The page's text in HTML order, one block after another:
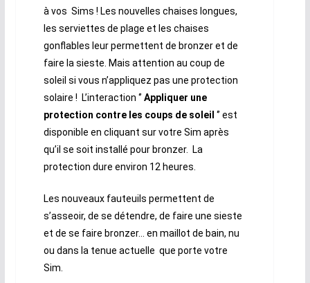
à vos Sims ! Les nouvelles chaises longues,
les serviettes de plage et les chaises
gonflables leur permettent de bronzer et de
faire la sieste. Mais attention au coup de
soleil si vous n’appliquez pas une protection
solaire ! L’interaction ‘’ Appliquer une
protection contre les coups de soleil ‘’ est
disponible en cliquant sur votre Sim après
qu’il se soit installé pour bronzer. La
protection dure environ 12 heures.
Les nouveaux fauteuils permettent de
s’asseoir, de se détendre, de faire une sieste
et de se faire bronzer… en maillot de bain, nu
ou dans la tenue actuelle que porte votre
Sim.